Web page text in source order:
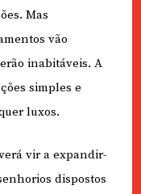
Mas
vão
inabitáveis. A
simples e
luxos.
vir a expandir-
dispostos